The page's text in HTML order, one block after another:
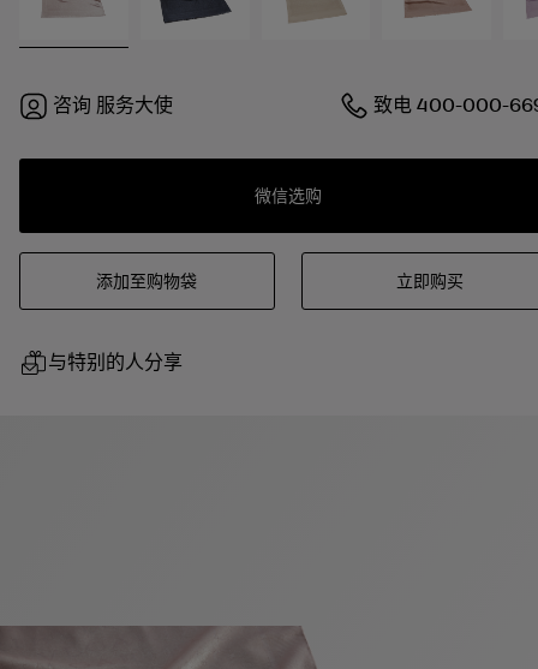
咨询 服务大使 致电400-000-
微信选购
添加至购物袋 立即购买
与特别的人分享